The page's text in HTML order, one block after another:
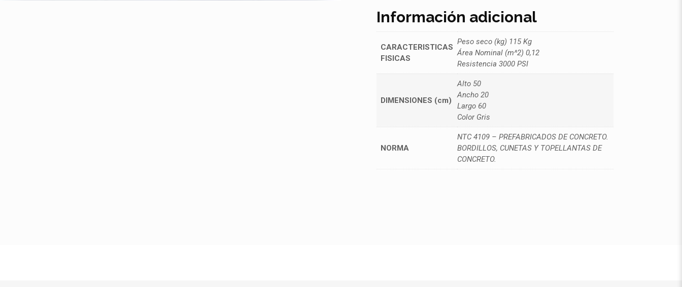
Información adicional
CARACTERISTICAS
FISICAS
Peso seco (kg) 115 Kg
Área Nominal (m^2) 0,12
Resistencia 3000 PSI
DIMENSIONES (cm)
Alto 50
Ancho 20
Largo 60
Color Gris
NORMA
NTC 4109 – PREFABRICADOS DE CONCRETO.
BORDILLOS, CUNETAS Y TOPELLANTAS DE
CONCRETO.